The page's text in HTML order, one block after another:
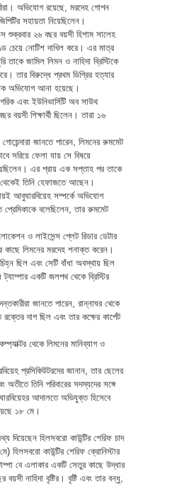
অভিযোগ রয়েছে, মরদেহ গোপন
সহায়তা নিয়েছিলেন।
শুক্রবার ২৬ বছর বয়সী হিশাম সালেহ
চেয়ে নোটিশ দাখিল করে। এর মাত্র
তাকে জামিল লিমন ও নাহিদা ব্রিস্টিকে
তার বিরুদ্ধে প্রথম ডিগ্রির হত্যার
অভিযোগ আনা হয়েছে।
এবং ইউনিভার্সিটি অব সাউথ
শিক্ষার্থী ছিলেন। তারা ১৬
জানতে পারেন, লিমনের রুমমেট
সরিয়ে ফেলা যায় সে বিষয়ে
এর প্রায় এক সপ্তাহ পর তাকে
তিনি হেফাজতে আছেন।
আবুঘারবিয়েহ সম্পর্কে অভিযোগ
বলেছিলেন, তার রুমমেট
ও লাইসেন্স প্লেট রিডার ডেটার
কাছে লিমনের মরদেহ শনাক্ত করেন।
ছিল এবং সেটি বাঁধা অবস্থায় ছিল
একটি জলপথ থেকে ব্রিস্টির
জানতে পারেন, রান্নাঘর থেকে
দাগ ছিল এবং তার কক্ষের কার্পেট
থেকে লিমনের মানিব্যাগ ও
প্রসিকিউটরদের জানান, তার ছেলের
অতীতে তিনি পরিবারের সদস্যদের সঙ্গে
আদালতে অভিযুক্ত হিসেবে
১৮ মে।
দিয়েছেন হিলসবরো কাউন্টির শেরিফ চাদ
হিলসবরো কাউন্টির শেরিফ ক্রোনিস্টার
বে এলাকার একটি সেতুর কাছে উদ্ধার
নাহিদা বৃষ্টির। বৃষ্টি এবং তার বন্ধু,